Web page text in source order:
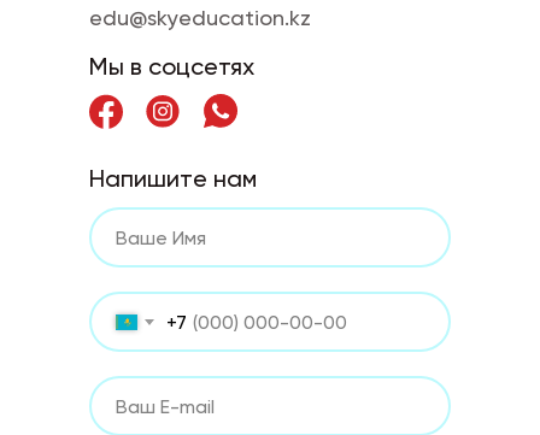
+7
Напишите нам
edu@skyeducation.kz
Мы в соцсетях